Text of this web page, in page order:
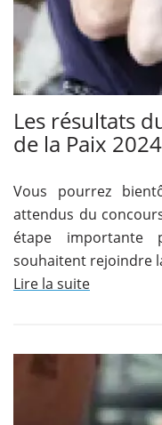
Les résultats
de la Paix
Vous pourrez
attendus du
étape
souhaitent rejoindre
Lire la suite